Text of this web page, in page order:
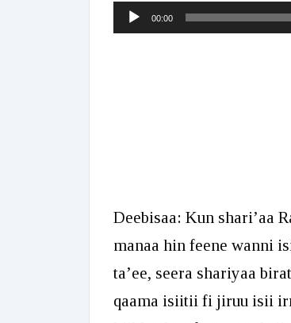
Audio00:00
Deebisaa: Kun shari’aa
manaa hin feene wanni
ta’ee, seera shariyaa
qaama isiitii fi jiruu isii